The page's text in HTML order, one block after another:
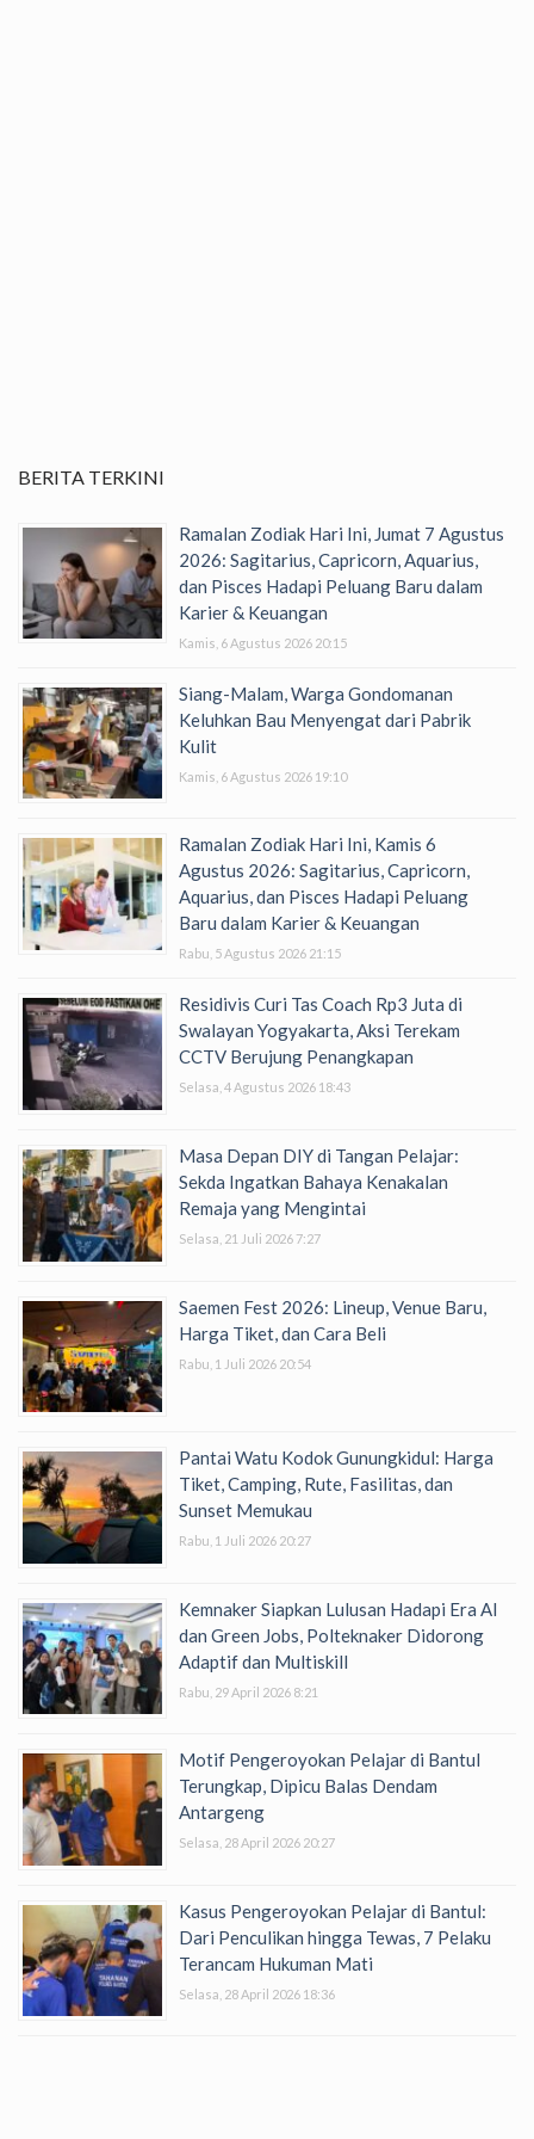
BERITA TERKINI
Ramalan Zodiak Hari Ini, Jumat 7 Agustus
2026: Sagitarius, Capricorn, Aquarius,
dan Pisces Hadapi Peluang Baru dalam
Karier & Keuangan
Kamis, 6 Agustus 2026 20:15
Siang-Malam, Warga Gondomanan
Keluhkan Bau Menyengat dari Pabrik
Kulit
Kamis, 6 Agustus 2026 19:10
Ramalan Zodiak Hari Ini, Kamis 6
Agustus 2026: Sagitarius, Capricorn,
Aquarius, dan Pisces Hadapi Peluang
Baru dalam Karier & Keuangan
Rabu, 5 Agustus 2026 21:15
Residivis Curi Tas Coach Rp3 Juta di
Swalayan Yogyakarta, Aksi Terekam
CCTV Berujung Penangkapan
Selasa, 4 Agustus 2026 18:43
Masa Depan DIY di Tangan Pelajar:
Sekda Ingatkan Bahaya Kenakalan
Remaja yang Mengintai
Selasa, 21 Juli 2026 7:27
Saemen Fest 2026: Lineup, Venue Baru,
Harga Tiket, dan Cara Beli
Rabu, 1 Juli 2026 20:54
Pantai Watu Kodok Gunungkidul: Harga
Tiket, Camping, Rute, Fasilitas, dan
Sunset Memukau
Rabu, 1 Juli 2026 20:27
Kemnaker Siapkan Lulusan Hadapi Era AI
dan Green Jobs, Polteknaker Didorong
Adaptif dan Multiskill
Rabu, 29 April 2026 8:21
Motif Pengeroyokan Pelajar di Bantul
Terungkap, Dipicu Balas Dendam
Antargeng
Selasa, 28 April 2026 20:27
Kasus Pengeroyokan Pelajar di Bantul:
Dari Penculikan hingga Tewas, 7 Pelaku
Terancam Hukuman Mati
Selasa, 28 April 2026 18:36